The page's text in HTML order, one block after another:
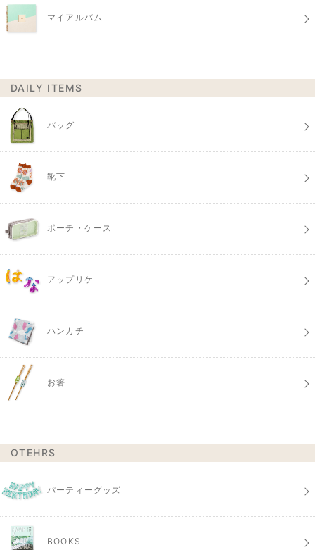
マイアルバム
DAILY ITEMS
バッグ
靴下
ポーチ・ケース
アップリケ
ハンカチ
お箸
OTEHRS
パーティーグッズ
BOOKS